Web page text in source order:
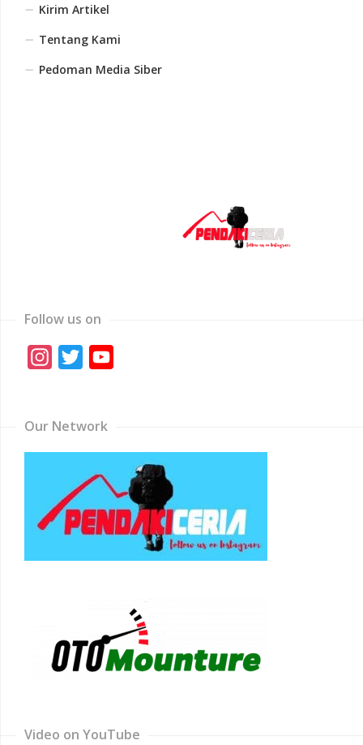
Kirim Artikel
Tentang Kami
Pedoman Media Siber
Follow us on
Instagram
Twitter
Our Network
Video on YouTube